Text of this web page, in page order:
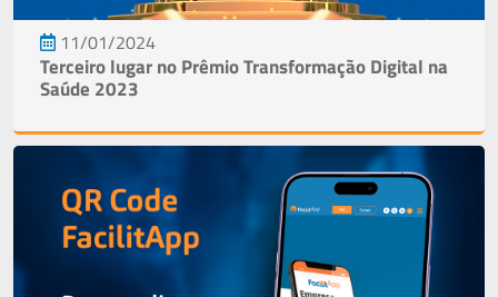
11/01/2024
Terceiro lugar no Prêmio Transformação Digital na
Saúde 2023